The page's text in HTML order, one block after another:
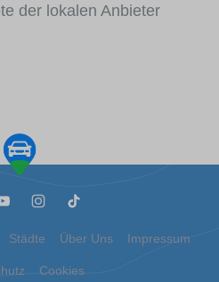
der lokalen Anbieter
Städte Über Uns Impressum
Cookies